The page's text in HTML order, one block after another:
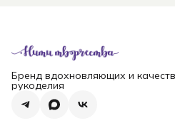
Бренд вдохновляющих и
рукоделия